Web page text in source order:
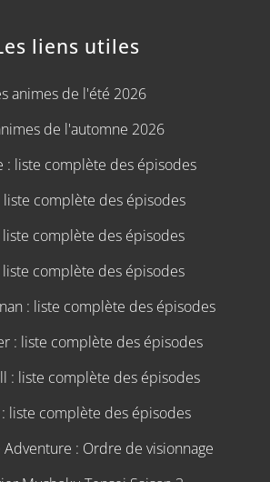
liens utiles
animes de l'été 2026
de l'automne 2026
: liste complète des épisodes
liste complète des épisodes
liste complète des épisodes
liste complète des épisodes
: liste complète des épisodes
: liste complète des épisodes
: liste complète des épisodes
: liste complète des épisodes
Adventure : Ordre de visionnage